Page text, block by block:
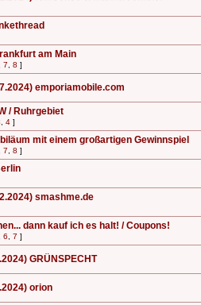
am Main
7 8 ]
emporiamobile.com
/ Ruhrgebiet
4 ]
mit einem großartigen Gewinnspiel
7 8 ]
smashme.de
dann kauf ich es halt! / Coupons!
6 7 ]
GRÜNSPECHT
orion